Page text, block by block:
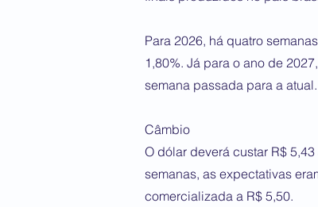
Para 2026, há quatro
1,80%. Já para o ano de
semana passada para a atual.
Câmbio
O dólar deverá custar R$
semanas, as expectativas
comercializada a R$ 5,50.